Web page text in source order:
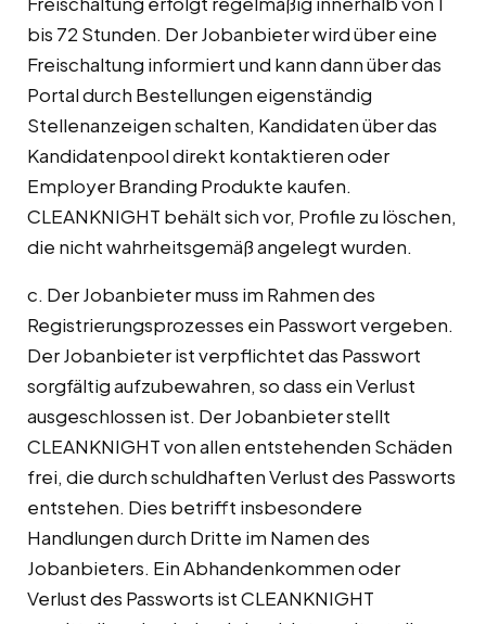
bis 72 Stunden. Der Jobanbieter wird über eine
Freischaltung informiert und kann dann über das
Portal durch Bestellungen eigenständig
Stellenanzeigen schalten, Kandidaten über das
Kandidatenpool direkt kontaktieren oder
Employer Branding Produkte kaufen.
CLEANKNIGHT behält sich vor, Profile zu löschen,
die nicht wahrheitsgemäß angelegt wurden.
c. Der Jobanbieter muss im Rahmen des
Registrierungsprozesses ein Passwort vergeben.
Der Jobanbieter ist verpflichtet das Passwort
sorgfältig aufzubewahren, so dass ein Verlust
ausgeschlossen ist. Der Jobanbieter stellt
CLEANKNIGHT von allen entstehenden Schäden
frei, die durch schuldhaften Verlust des Passworts
entstehen. Dies betrifft insbesondere
Handlungen durch Dritte im Namen des
Jobanbieters. Ein Abhandenkommen oder
Verlust des Passworts ist CLEANKNIGHT